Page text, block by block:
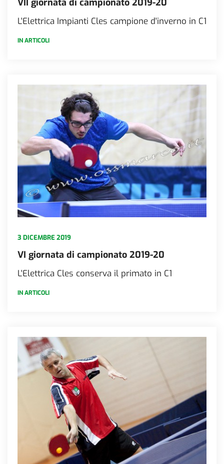
VII giornata di campionato 2019-20
L'Elettrica Impianti Cles campione d'inverno in C1
IN ARTICOLI
3 DICEMBRE 2019
VI giornata di campionato 2019-20
L'Elettrica Cles conserva il primato in C1
IN ARTICOLI